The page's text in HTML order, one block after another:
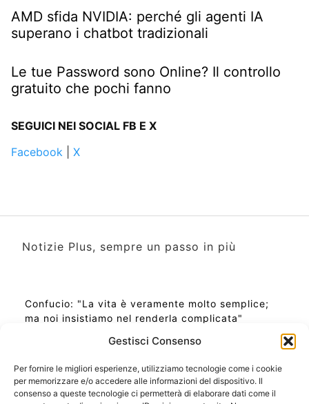
Gestisci Consenso
Per fornire le migliori esperienze, utilizziamo tecnologie come i cookie
per memorizzare e/o accedere alle informazioni del dispositivo. Il
consenso a queste tecnologie ci permetterà di elaborare dati come il
AMD sfida NVIDIA: perché gli agenti IA
superano i chatbot tradizionali
Le tue Password sono Online? Il controllo
gratuito che pochi fanno
SEGUICI NEI SOCIAL FB E X
Facebook
X
Notizie Plus, sempre un passo in più
Confucio: "La vita è veramente molto semplice;
ma noi insistiamo nel renderla complicata"
Ora Esatta in Italia in questo momento
Ti Senti Strano Ultimamente? Potrebbe Essere per